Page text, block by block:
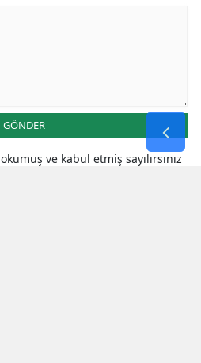
GÖNDER
okumuş ve kabul etmiş sayılırsınız